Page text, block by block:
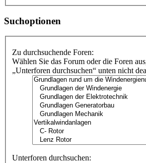
Suchoptionen
Zu durchsuchende Foren:
Wählen Sie das Forum oder die Foren
„Unterforen durchsuchen“ unten nicht
Unterforen durchsuchen: